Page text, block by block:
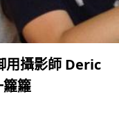
用攝影師 Deric
籮